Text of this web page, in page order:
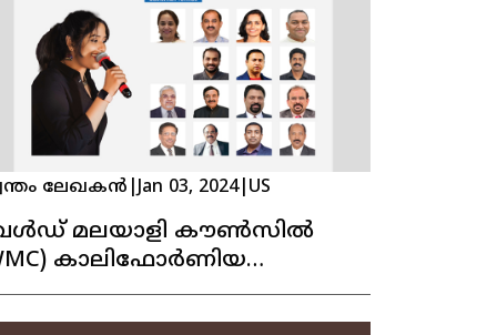
ലേഖകൻ Jan 03, 2024| US
മലയാളി കൗൺസിൽ
കാലിഫോർണിയ
നിലവിൽ വന്നു.
പിന്നണി ഗായിക